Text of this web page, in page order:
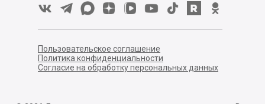
Пользовательское соглашение
Политика конфиденциальности
Согласие на обработку персональных данных